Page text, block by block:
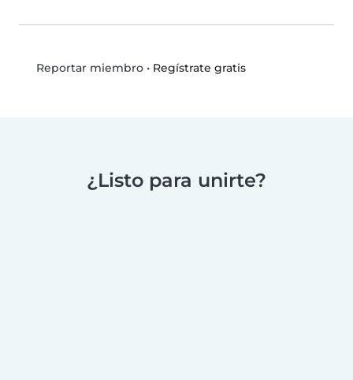
Reportar miembro• Regístrate gratis
¿Listo para unirte?